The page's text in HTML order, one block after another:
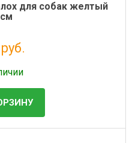
для собак желтый